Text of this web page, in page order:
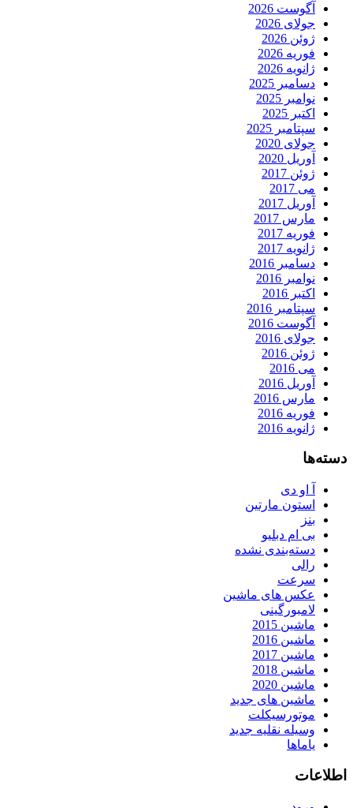
آگوست 2026
جولای 2026
ژوئن 2026
فوریه 2026
ژانویه 2026
دسامبر 2025
نوامبر 2025
اکتبر 2025
سپتامبر 2025
جولای 2020
آوریل 2020
ژوئن 2017
می 2017
آوریل 2017
مارس 2017
فوریه 2017
ژانویه 2017
دسامبر 2016
نوامبر 2016
اکتبر 2016
سپتامبر 2016
آگوست 2016
جولای 2016
ژوئن 2016
می 2016
آوریل 2016
مارس 2016
فوریه 2016
ژانویه 2016
دسته‌ها
آ او دی
استون مارتین
بنز
بی ام دبلیو
دسته‌بندی نشده
رالی
سرعت
عکس های ماشین
لامبورگینی
ماشین 2015
ماشین 2016
ماشین 2017
ماشین 2018
ماشین 2020
ماشین های جدید
موتورسیکلت
وسیله نقلیه جدید
یاماها
اطلاعات